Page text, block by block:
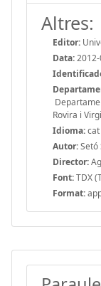
Altres:
Editor:
Data:
Rovira i
Idioma:cat
Autor:Setó
Director:
Font:TDX
Format: